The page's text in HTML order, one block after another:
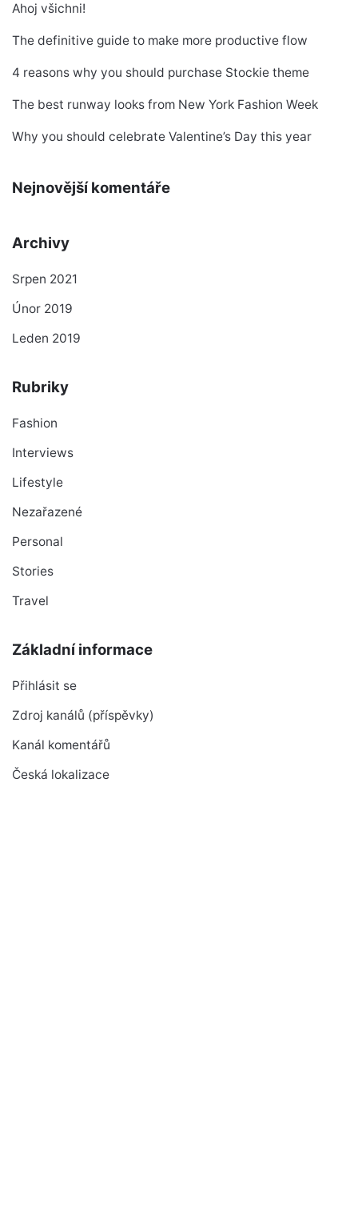
Ahoj všichni!
The definitive guide to make more productive flow
4 reasons why you should purchase Stockie theme
The best runway looks from New York Fashion Week
Why you should celebrate Valentine’s Day this year
Nejnovější komentáře
Archivy
Srpen 2021
Únor 2019
Leden 2019
Rubriky
Fashion
Interviews
Lifestyle
Nezařazené
Personal
Stories
Travel
Základní informace
Přihlásit se
Zdroj kanálů (příspěvky)
Kanál komentářů
Česká lokalizace